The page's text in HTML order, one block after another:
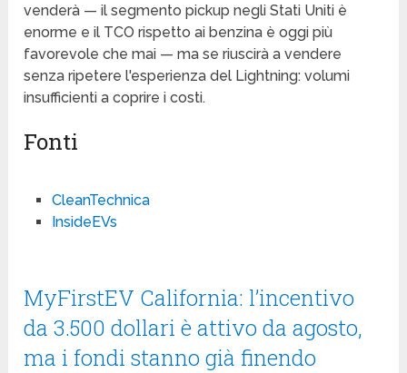
venderà — il segmento pickup negli Stati Uniti è
enorme e il TCO rispetto ai benzina è oggi più
favorevole che mai — ma se riuscirà a vendere
senza ripetere l'esperienza del Lightning: volumi
insufficienti a coprire i costi.
Fonti
CleanTechnica
InsideEVs
MyFirstEV California: l’incentivo
da 3.500 dollari è attivo da agosto,
ma i fondi stanno già finendo